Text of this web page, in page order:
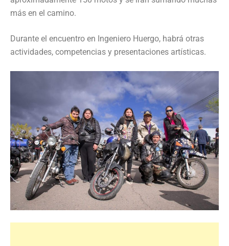
más en el camino.
Durante el encuentro en Ingeniero Huergo, habrá otras
actividades, competencias y presentaciones artísticas.